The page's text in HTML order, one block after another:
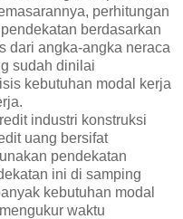
perhitungan
berdasarkan
dari angka-angka neraca
sudah dinilai
kebutuhan modal kerja
industri konstruksi
uang bersifat
pendekatan
ini di samping
kebutuhan modal
waktu